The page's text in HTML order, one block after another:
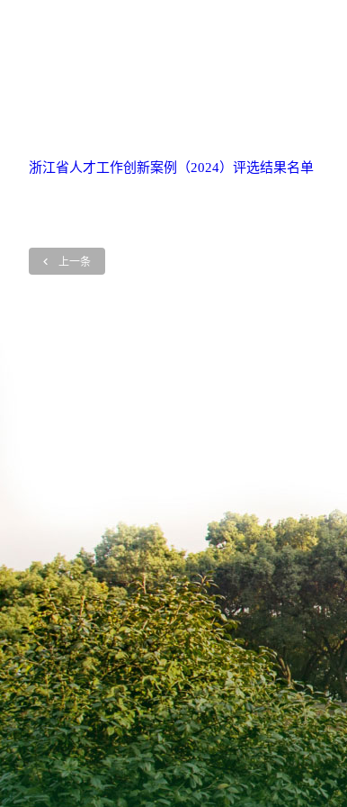
浙江省人才工作创新案例（2024）评选结果名单
上一条